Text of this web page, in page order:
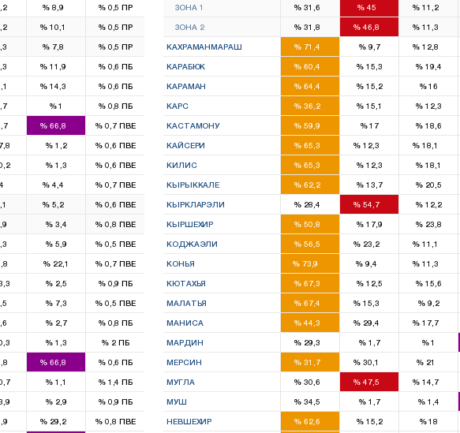
% 8,9 %0,5ПР
% 10,1 %0,5ПР
% 7,8 %0,5ПР
% 11,9 %0,6ПБ
% 14,3 %0,6ПБ
%1 %0,8ПБ
% 66,8 % 0,7 ПВЕ
% 1,2 % 0,6 ПВЕ
% 1,3 % 0,6 ПВЕ
4
% 4,4
1
% 0,7 ПВЕ
% 5,2 % 0,6 ПВЕ
% 3,4 % 0,8 ПВЕ
% 5,9 % 0,5 ПВЕ
% 22,1 % 0,7 ПВЕ
% 2,5 %0,9ПБ
1
% 7,3 % 0,5 ПВЕ
% 2,7 %0,8ПБ
% 1,3 % 2 ПБ
% 66,8 %0,6ПБ
% 1,1 %1,4ПБ
% 2,9 %0,9ПБ
% 29,2 % 0,8 ПВЕ
ЗОНА 1 % 31,6 %45 % 11,2
ЗОНА 2 % 31,8 % 46,8 % 11,3
КАХРАМАНМАРАШ % 71,4 % 9,7 % 12,8
КАРАБЮК % 60,4 % 15,3 % 19,4
КАРАМАН % 64,4 % 15,2 %16
КАРС % 36,2 % 15,1 % 12,3
КАСТАМОНУ % 59,9 %17 % 18,6
КАЙСЕРИ % 65,3 % 12,3 % 18,1
1
КИЛИС % 65,3 % 12,3 % 18,1
КЫРЫККАЛЕ % 62,2 % 13,7 % 20,5
КЫРКЛАРЭЛИ % 28,4 % 54,7 % 12,2
КЫРШЕХИР % 50,8 % 17,9 % 23,8
КОДЖАЭЛИ % 56,5 % 23,2 % 11,1
1
КОНЬЯ %73,9 % 9,4
1
% 11,3
КЮТАХЬЯ % 67,3 % 12,5 % 15,6
МАЛАТЬЯ % 67,4 % 15,3
1
% 9,2
МАНИСА % 44,3 % 29,4 % 17,7
МАРДИН % 29,3 % 1,7 %1
МЕРСИН % 31,7 % 30,1 %21
МУГЛА % 30,6 % 47,5 % 14,7
МУШ % 34,5 % 1,7 % 1,4
НЕВШЕХИР % 62,6 % 15,2 %18
1